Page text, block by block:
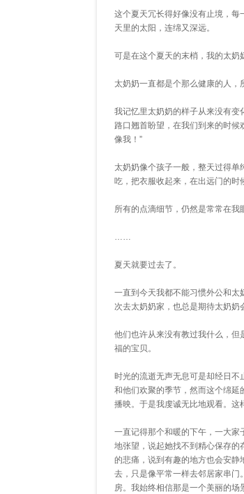
这个夏天冗长得好像没有止境，
天里的太阳，连绵又深远。
可是在这个夏天的末梢，我的太奶
太奶奶一直都是个那么健康的人，
我记忆里太奶奶的样子从来没有
路口翘首盼望，在我们到来的时
像我！”
太奶奶像个孩子一般，整天过得
吃，把衣服收起来，在出远门的时
所有的点滴细节，仍然是常常在我
……
夏天就要过去了。
一直到今天我都不能习惯外公和
次去太奶奶家，也总是期待太奶奶
他们也许从来没有教过我什么，
福的宝贝。
时光的流逝无声无息可是却经日
和他们欢聚的季节，然而这个绵延
播映。于是我虔诚无比地观看。这
一直记得那个和暖的下午，一大
地张望，说起她找不到精心保存
的悲痛，说到有趣的地方也会安
去，只是像平常一样去邻居家串
房。我始终相信那是一个美丽的场